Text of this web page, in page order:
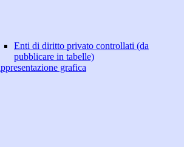
Enti di diritto privato controllati (da
pubblicare in tabelle)
grafica